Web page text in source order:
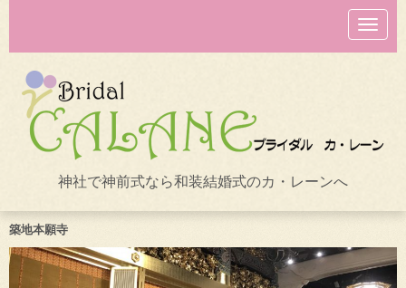
N
a
v
o
n
神社で神前式なら和装結婚式のカ・レーンへ
築地本願寺